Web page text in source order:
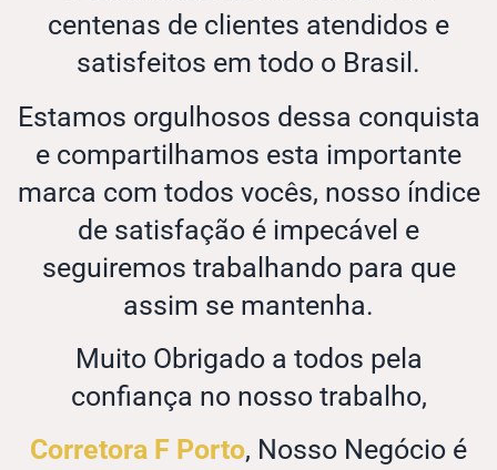
centenas de clientes atendidos e
satisfeitos em todo o Brasil.
Estamos orgulhosos dessa conquista
e compartilhamos esta importante
marca com todos vocês, nosso índice
de satisfação é impecável e
seguiremos trabalhando para que
assim se mantenha.
Muito Obrigado a todos pela
confiança no nosso trabalho,
Corretora F Porto, Nosso Negócio é